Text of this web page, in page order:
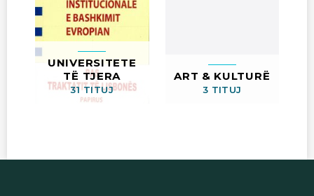
UNIVERSITETE
TË TJERA
31 TITUJ
ART & KULTURË
3 TITUJ